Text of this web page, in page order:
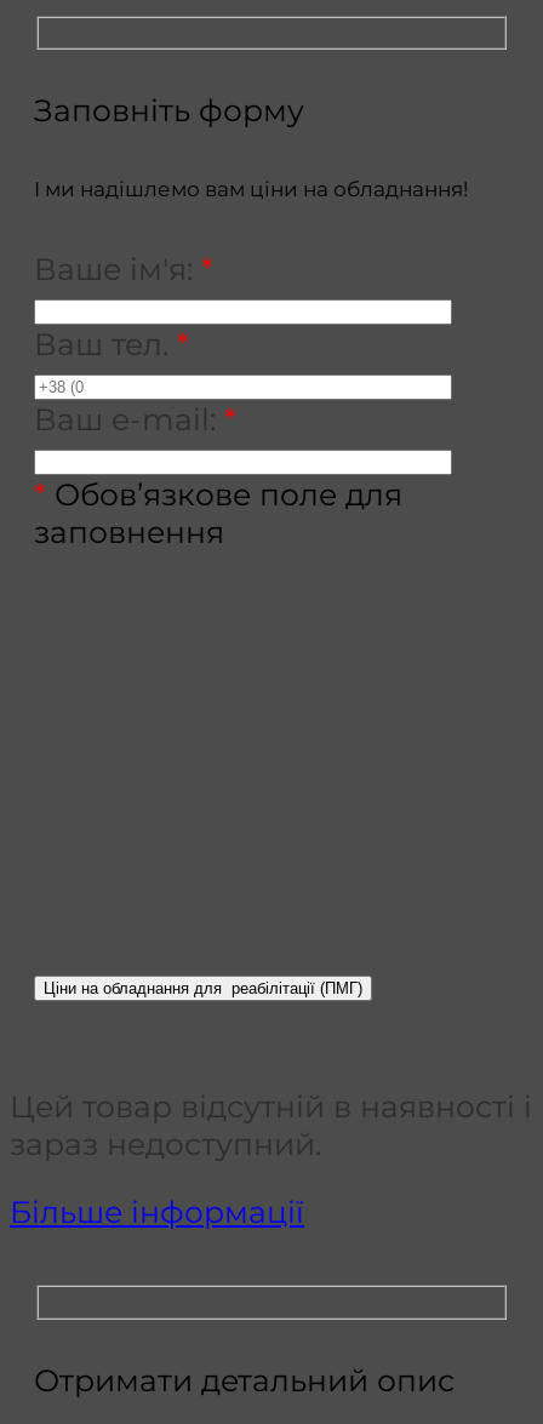
Заповніть форму
І ми надішлемо вам ціни на обладнання!
Ваше ім'я: *
Ваш тел. *
Ваш e-mail: *
* Обов’язкове поле для
заповнення
Цей товар відсутній в наявності і
зараз недоступний.
Більше інформації
Отримати детальний опис